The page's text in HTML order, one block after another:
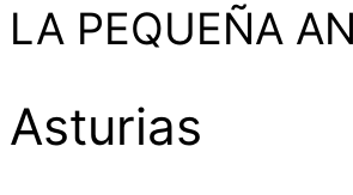
LA PEQUEÑA
Asturias